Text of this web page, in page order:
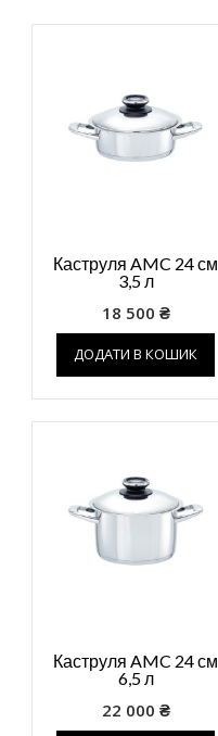
Каструля AMC 24 см
3,5 л
18 500 ₴
ДОДАТИ В КОШИК
Каструля AMC 24 см
6,5 л
22 000 ₴